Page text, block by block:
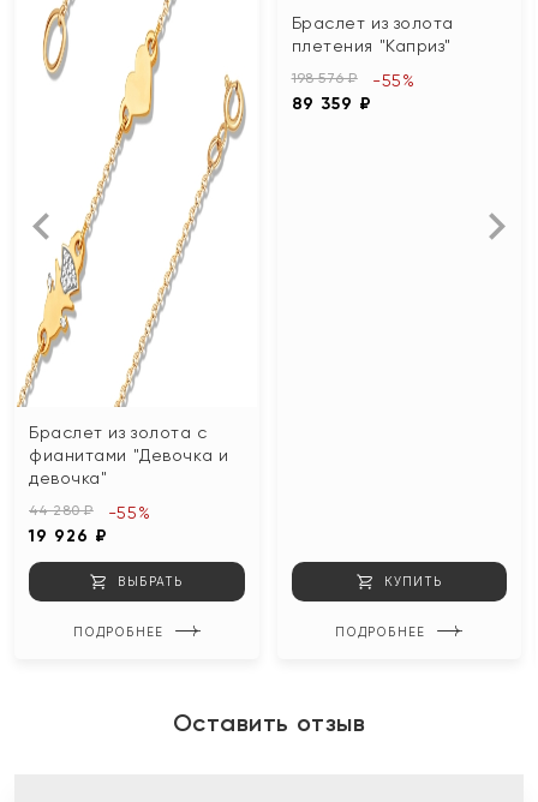
Браслет из золота с
фианитами "Девочка и
девочка"
44 280 ₽
19 926 ₽
-55%
ВЫБРАТЬ
ПОДРОБНЕЕ
Браслет из золота
плетения "Каприз"
198 576 ₽
89 359 ₽
-55%
КУПИТЬ
ПОДРОБНЕЕ
Оставить отзыв